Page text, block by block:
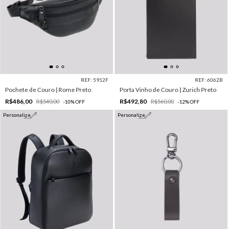
REF: 5912F
Pochete de Couro | Rome Preto
R$486,00
R$540,00 -10%OFF
REF: 6062B
Porta Vinho de Couro | Zurich Preto
R$492,80
R$560,00 -12%OFF
Personalize Personalize